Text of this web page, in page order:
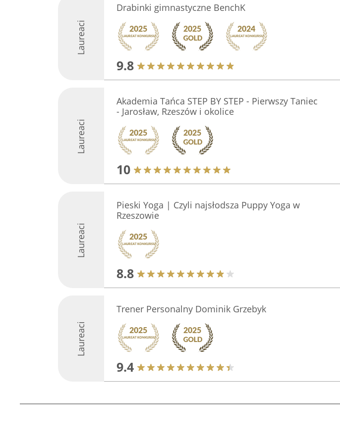
Laureaci
Drabinki gimnastyczne BenchK
9.8
Laureaci
Akademia Tańca STEP BY STEP - Pierwszy Taniec
- Jarosław, Rzeszów i okolice
10
Laureaci
Pieski Yoga | Czyli najsłodsza Puppy Yoga w
Rzeszowie
8.8
Laureaci
Trener Personalny Dominik Grzebyk
9.4